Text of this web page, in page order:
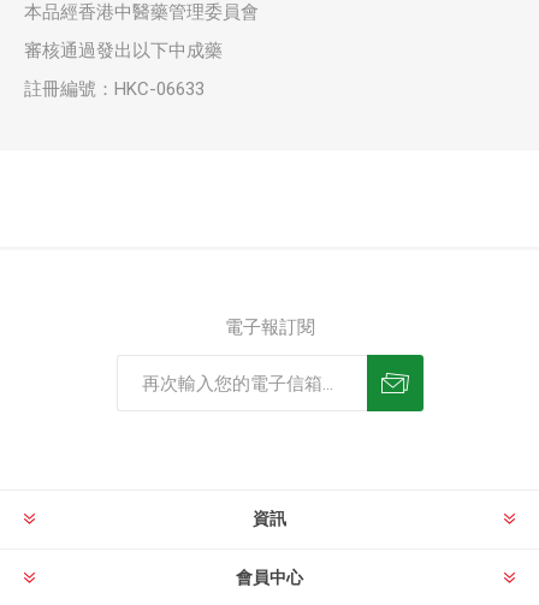
本品經香港中醫藥管理委員會
審核通過發出以下中成藥
註冊編號：HKC-06633
電子報訂閱
資訊
會員中心